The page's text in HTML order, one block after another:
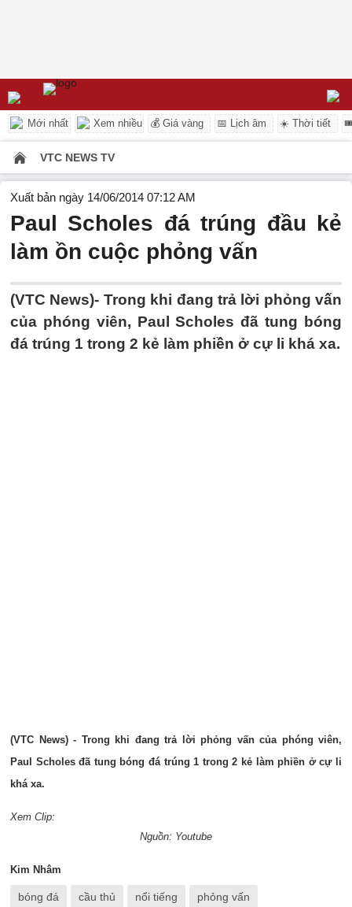
Mới nhất Xem nhiều 💰 Giá vàng 📅 Lịch âm ☀️ Thời tiết
VTC NEWS TV
Xuất bản ngày 14/06/2014 07:12 AM
Paul Scholes đá trúng đầu kẻ
làm ồn cuộc phỏng vấn
(VTC News)- Trong khi đang trả lời phỏng vấn
của phóng viên, Paul Scholes đã tung bóng
đá trúng 1 trong 2 kẻ làm phiền ở cự li khá xa.
(VTC News) - Trong khi đang trả lời phỏng vấn của phóng viên,
Paul Scholes đã tung bóng đá trúng 1 trong 2 kẻ làm phiền ở cự li
khá xa.
Xem Clip:
Nguồn: Youtube
Kim Nhâm
bóng đá cầu thủ nổi tiếng phỏng vấn